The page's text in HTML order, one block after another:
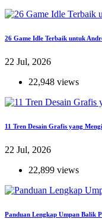
26 Game Idle Terbaik untuk
22 Jul, 2026
22,948 views
11 Tren Desain Grafis yang
22 Jul, 2026
22,899 views
Panduan Lengkap Umpan Balik